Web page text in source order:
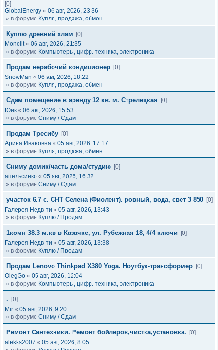
[0]
GlobalEnergy « 06 авг, 2026, 23:36
» в форуме Купля, продажа, обмен
Куплю древний хлам
[0]
Monolit« 06 авг, 2026, 21:35
» в форуме Компьютеры, цифр. техника, электроника
Продам нерабочий кондиционер [0]
SnowMan « 06 авг, 2026, 18:22
» в форуме Купля, продажа, обмен
Сдам помещение в аренду 12 кв. м. Стрелецкая
[0]
Юик « 06 авг, 2026, 15:53
» в форуме Сниму / Сдам
Продам Тресибу [0]
Арина Ивановна « 05 авг, 2026, 17:17
» в форуме Купля, продажа, обмен
Сниму домик/часть дома/студию [0]
апельсинко « 05 авг, 2026, 16:32
» в форуме Сниму / Сдам
участок 6.7 с. СНТ Селена (Фиолент). ровный, вода, свет 3 850 [0]
Галерея Недв-ти « 05 авг, 2026, 13:43
» в форуме Куплю / Продам
1комн 38.3 м.кв в Казачке, ул. Рубежная 18, 4/4 ключи
[0]
Галерея Недв-ти « 05 авг, 2026, 13:38
» в форуме Куплю / Продам
Продам Lenovo Thinkpad X380 Yoga. Ноутбук-трансформер [0]
OlegGo « 05 авг, 2026, 12:04
» в форуме Компьютеры, цифр. техника, электроника
.
[0]
Mir « 05 авг, 2026, 9:20
» в форуме Сниму / Сдам
Ремонт Сантехники. Ремонт бойлеров,чистка,установка.
[0]
alekks2007 « 05 авг, 2026, 8:05